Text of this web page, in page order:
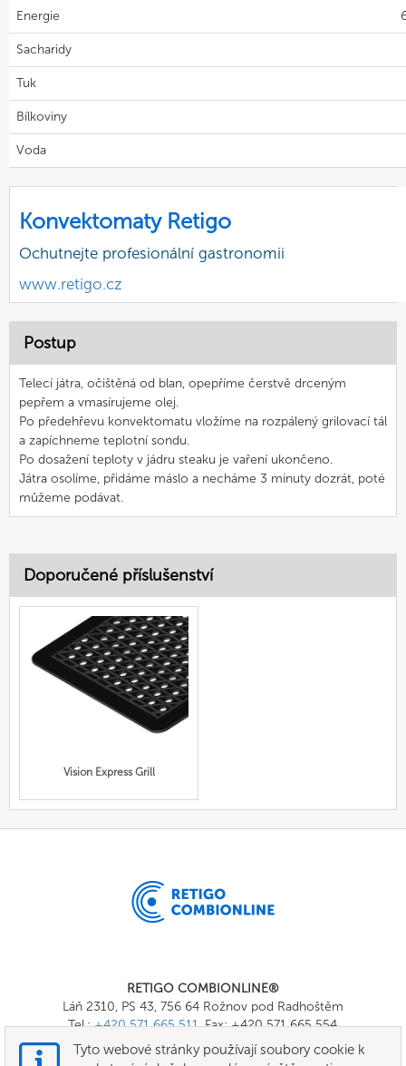
Energie
Sacharidy
Tuk
Bílkoviny
Voda
Konvektomaty Retigo
Ochutnejte profesionální gastronomii
www.retigo.cz
Postup
Telecí játra, očištěná od blan, opepříme čerstvě drceným
pepřem a vmasírujeme olej.
Po předehřevu konvektomatu vložíme na rozpálený grilovací tál
a zapíchneme teplotní sondu.
Po dosažení teploty v jádru steaku je vaření ukončeno.
Játra osolíme, přidáme máslo a necháme 3 minuty dozrát, poté
můžeme podávat.
Doporučené příslušenství
Vision Express Grill
RETIGO COMBIONLINE®
Láň 2310, PS 43, 756 64 Rožnov pod Radhoštěm
Tel.:+420 571 665 511, Fax: +420 571 665 554
E-mail:
info@combionline.com
Tyto webové stránky používají soubory cookie k